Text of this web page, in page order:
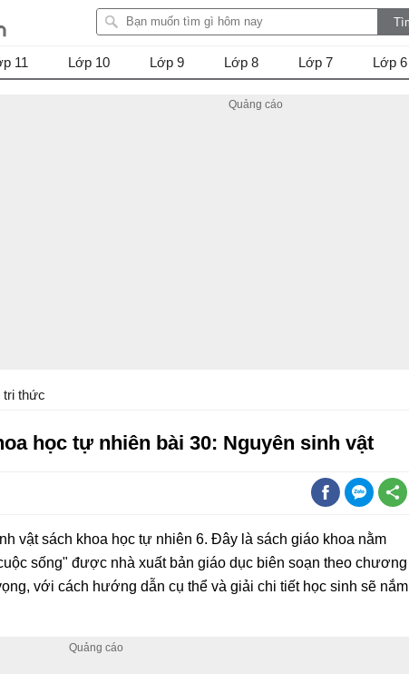
11 Lớp 10 Lớp 9 Lớp 8 Lớp 7 Lớp 6
tri thức
học tự nhiên bài 30: Nguyên sinh vật
vật sách khoa học tự nhiên 6. Đây là sách giáo khoa nằm
sống" được nhà xuất bản giáo dục biên soạn theo chương
với cách hướng dẫn cụ thể và giải chi tiết học sinh sẽ nắm